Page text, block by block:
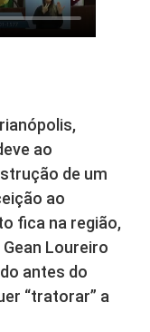
ao
de um
ao
fica na região,
Loureiro
antes do
“tratorar” a